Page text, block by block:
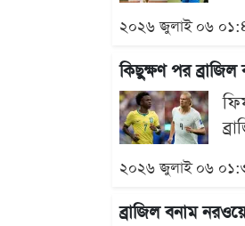
২০২৬ জুলাই ০৬
কিছুক্ষণ পর
২০২৬ জুলাই ০৬
ব্রাজিল বনাম